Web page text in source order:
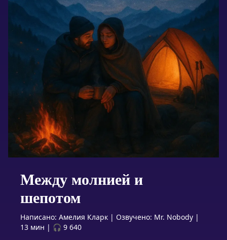
Между молнией и
шепотом
Написано: Амелия Кларк | Озвучено: Mr. Nobody |
13 мин | 🎧 9 640